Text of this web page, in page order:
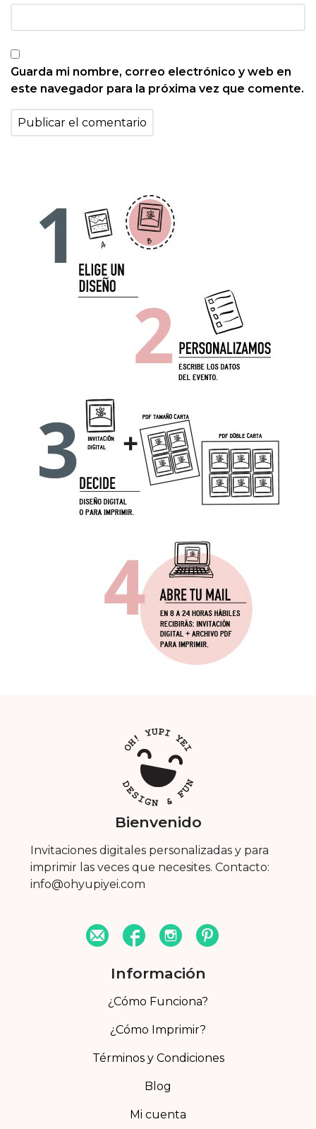
Guarda mi nombre, correo electrónico y web en
este navegador para la próxima vez que comente.
Bienvenido
Invitaciones digitales personalizadas y para
imprimir las veces que necesites. Contacto:
info@ohyupiyei.com
Información
¿Cómo Funciona?
¿Cómo Imprimir?
Términos y Condiciones
Blog
Mi cuenta